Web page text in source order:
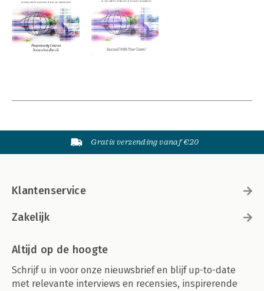
Gratis verzending vanaf €20
Klantenservice
Zakelijk
Altijd op de hoogte
Schrijf u in voor onze nieuwsbrief en blijf up-to-date
met relevante interviews en recensies, inspirerende